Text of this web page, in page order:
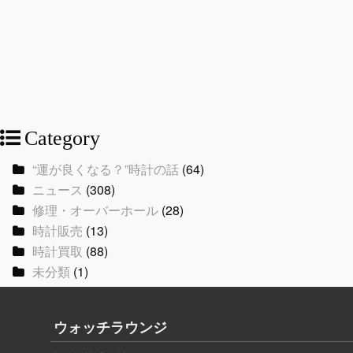
Category
“運が良くなる？”時計の話(64)
ニュース (308)
修理・オーバーホール(28)
時計販売 (13)
時計買取 (88)
未分類(1)
ウォッチラウンジ